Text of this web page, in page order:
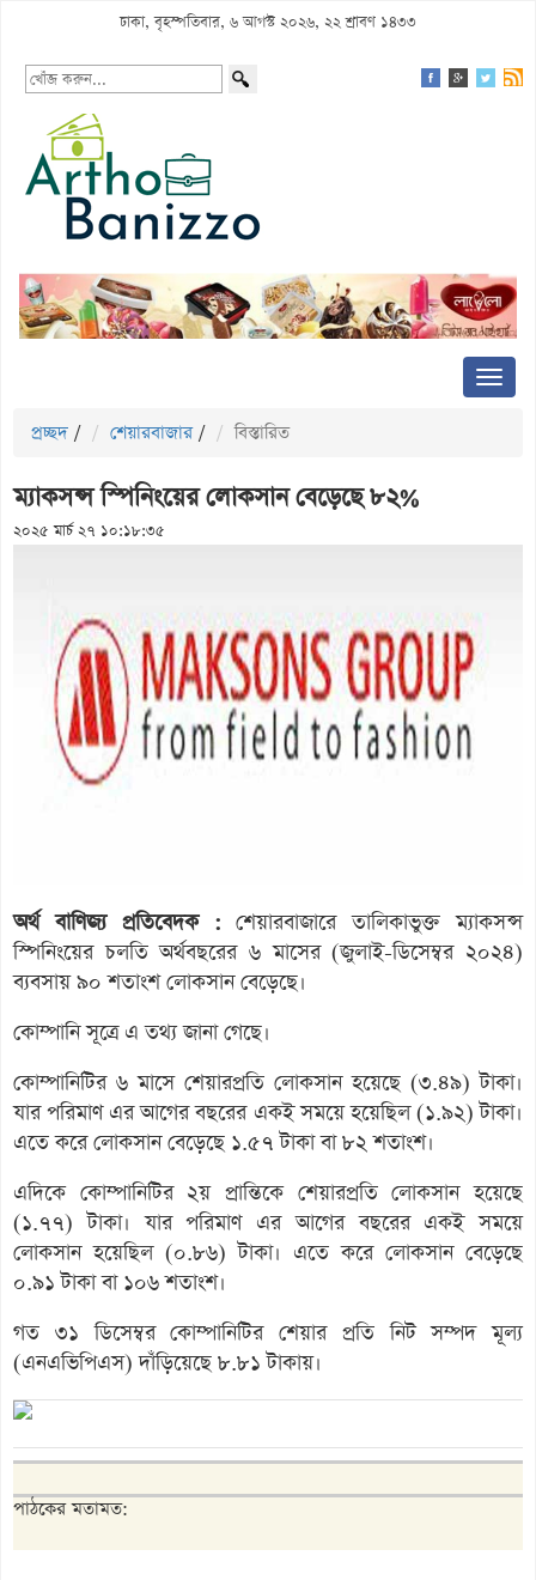
ঢাকা, বৃহস্পতিবার, ৬ আগস্ট ২০২৬, ২২ শ্রাবণ ১৪৩৩
প্রচ্ছদ / শেয়ারবাজার / বিস্তারিত
ম্যাকসন্স স্পিনিংয়ের লোকসান বেড়েছে ৮২%
২০২৫ মার্চ ২৭ ১০:১৮:৩৫
অর্থ বাণিজ্য প্রতিবেদক : শেয়ারবাজারে তালিকাভুক্ত ম্যাকসন্স
স্পিনিংয়ের চলতি অর্থবছরের ৬ মাসের (জুলাই-ডিসেম্বর ২০২৪)
ব্যবসায় ৯০ শতাংশ লোকসান বেড়েছে।
কোম্পানি সূত্রে এ তথ্য জানা গেছে।
কোম্পানিটির ৬ মাসে শেয়ারপ্রতি লোকসান হয়েছে (৩.৪৯) টাকা।
যার পরিমাণ এর আগের বছরের একই সময়ে হয়েছিল (১.৯২) টাকা।
এতে করে লোকসান বেড়েছে ১.৫৭ টাকা বা ৮২ শতাংশ।
এদিকে কোম্পানিটির ২য় প্রান্তিকে শেয়ারপ্রতি লোকসান হয়েছে
(১.৭৭) টাকা। যার পরিমাণ এর আগের বছরের একই সময়ে
লোকসান হয়েছিল (০.৮৬) টাকা। এতে করে লোকসান বেড়েছে
০.৯১ টাকা বা ১০৬ শতাংশ।
গত ৩১ ডিসেম্বর কোম্পানিটির শেয়ার প্রতি নিট সম্পদ মূল্য
(এনএভিপিএস) দাঁড়িয়েছে ৮.৮১ টাকায়।
পাঠকের মতামত: